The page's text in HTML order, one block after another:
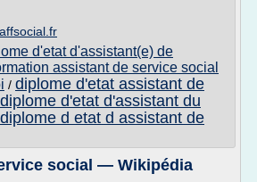
d'etat d'assistant(e) de
assistant de service social
/ diplome d'etat assistant de
diplome d'etat d'assistant du
diplome d etat d assistant de
social — Wikipédia